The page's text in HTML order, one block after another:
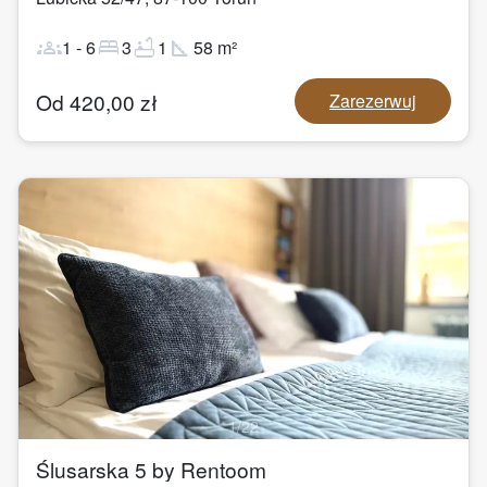
groups1 -6bed3bathtub1 square_foot 58 m²
Od 420,00 zł Zarezerwuj
1/22
Ślusarska 5 by Rentoom